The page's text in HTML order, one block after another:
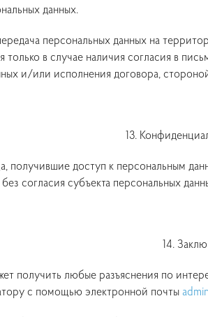
данных.
передача персональных данных на
только в случае наличия согласия в
и/или исполнения договора,
13.
получившие доступ к персональным
согласия субъекта персональных
14.
получить любые разъяснения по
с помощью электронной почты